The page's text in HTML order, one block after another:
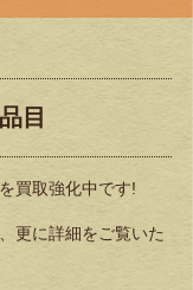
目
買取強化中です!
更に詳細をご覧いた